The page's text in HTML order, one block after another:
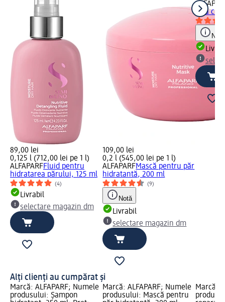
89,00 lei
0,125 l (712,00 lei pe 1 l)
ALFAPARFFluid pentru
hidratarea părului, 125 ml
(4)
Livrabil
selectare magazin dm
109,00 lei
0,2 l (545,00 lei pe 1 l)
ALFAPARFMască pentru păr
hidratantă, 200 ml
(9)
Notă
Livrabil
selectare magazin dm
fără
Notă
Alți clienți au cumpărat și
Marcă: ALFAPARF; Numele
produsului: Șampon
Marcă: ALFAPARF; Numele
produsului: Mască pentru
Marcă: